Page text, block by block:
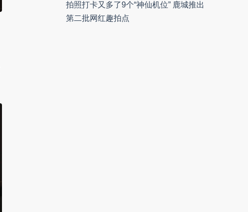
拍照打卡又多了9个“神仙机位” 鹿城推出
第二批网红趣拍点